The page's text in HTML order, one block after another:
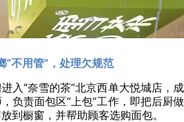
“不用管”，处理欠规范
入“奈雪的茶”北京西单大悦城店，成
负责面包区“上包”工作，即把后厨做
到橱窗，并帮助顾客选购面包。